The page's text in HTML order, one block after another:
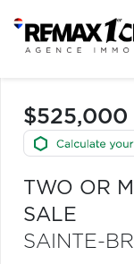
$525,000
TWO OR
SALE
SAINTE-